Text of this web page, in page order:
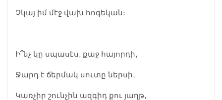
Չկայ իմ մէջ վախ հոգեկան։
Ի՞նչ կը սպասէս, քաջ հայորդի,
Ջարդ է ճերմակ սուտը ներսի,
Կառչիր շունչին ազգիդ քու յաղթ,